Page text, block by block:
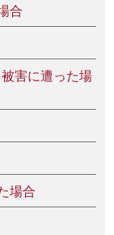
合
害に遭った場
場合